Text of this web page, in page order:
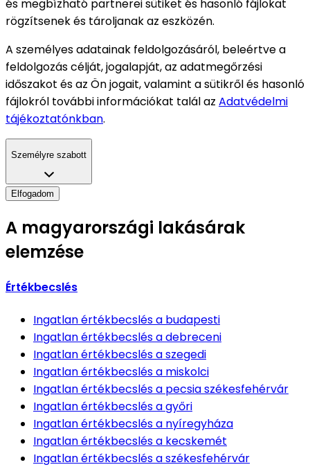
és megbízható partnerei sütiket és hasonló fájlokat
rögzítsenek és tároljanak az eszközén.
A személyes adatainak feldolgozásáról, beleértve a
feldolgozás célját, jogalapját, az adatmegőrzési
időszakot és az Ön jogait, valamint a sütikről és hasonló
fájlokról további információkat talál az Adatvédelmi
tájékoztatónkban.
Személyre szabott
Elfogadom
A magyarországi lakásárak
elemzése
Értékbecslés
Ingatlan értékbecslésa budapesti
Ingatlan értékbecslésa debreceni
Ingatlan értékbecslésa szegedi
Ingatlan értékbecslésa miskolci
Ingatlan értékbecslésa pecsia székesfehérvár
Ingatlan értékbecslésa győri
Ingatlan értékbecslésa nyíregyháza
Ingatlan értékbecslésa kecskemét
Ingatlan értékbecslésa székesfehérvár